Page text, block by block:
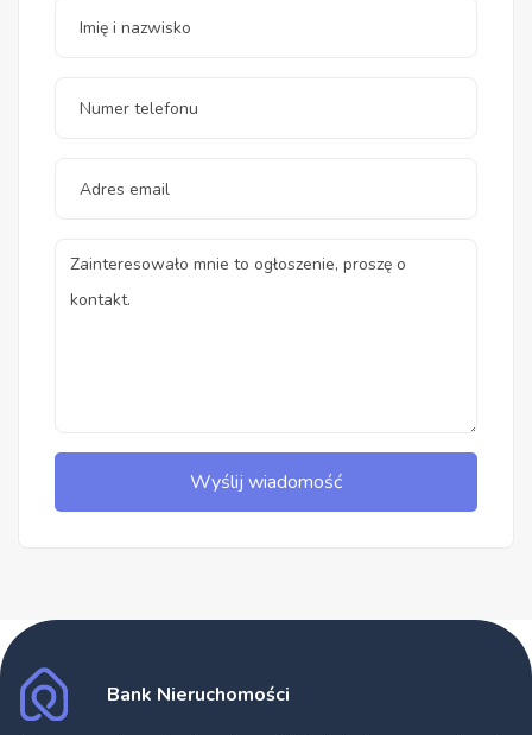
Wyślij wiadomość
Bank Nieruchomości